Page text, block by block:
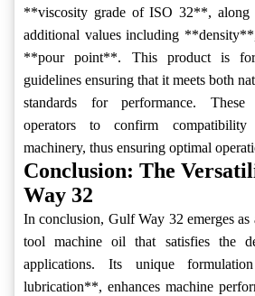
**viscosity grade of ISO 32**,
additional values including
**pour point**. This product is
guidelines ensuring that it meets both
standards for performance. These
operators to confirm
machinery, thus ensuring optimal
Conclusion: The
Way 32
In conclusion, Gulf Way 32 emerges as
tool machine oil that satisfies the
applications. Its unique
lubrication**, enhances machine